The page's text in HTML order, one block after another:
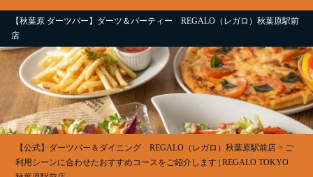
【秋葉原 ダーツバー】ダーツ＆パーティー REGALO（レガロ）秋葉原駅前
店
【公式】ダーツバー＆ダイニング REGALO（レガロ）秋葉原駅前店 > ご
利用シーンに合わせたおすすめコースをご紹介します | REGALO TOKYO